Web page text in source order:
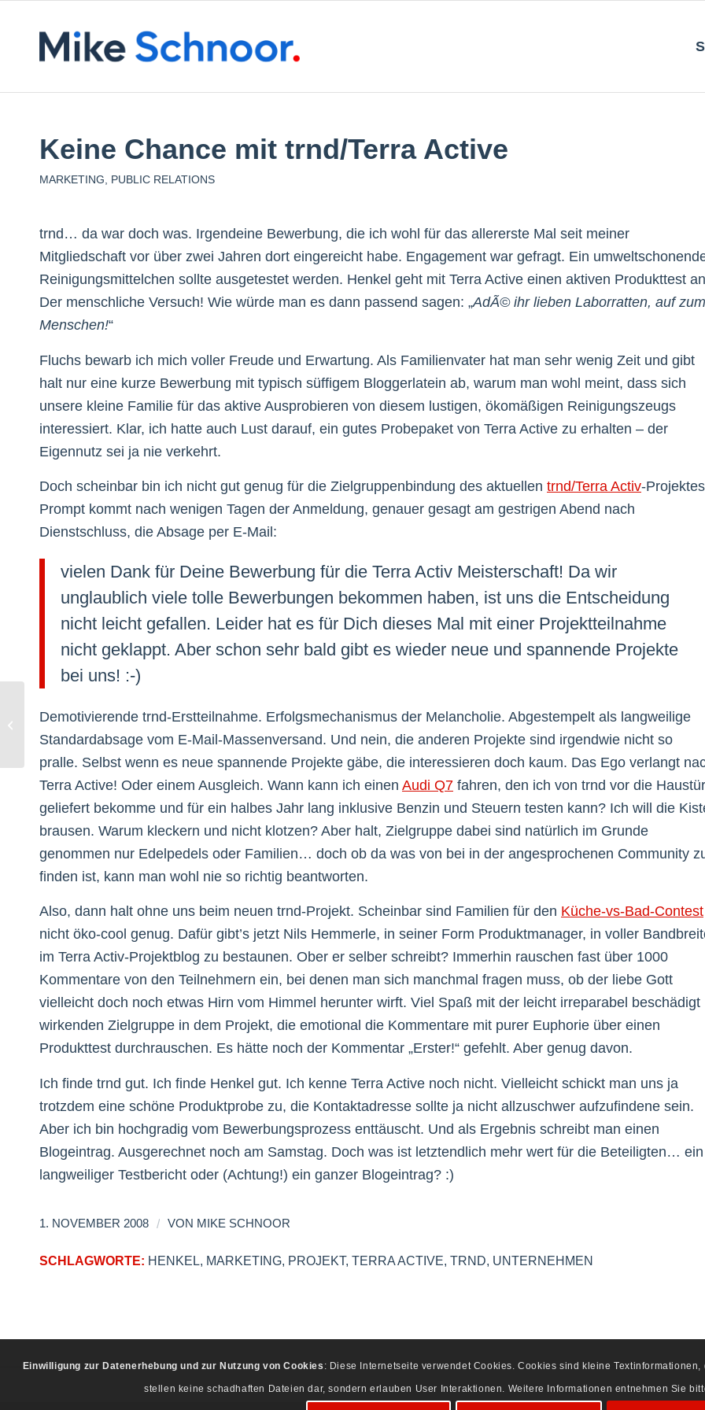
Keine Chance mit trnd/Terra Active
MARKETING PUBLIC RELATIONS
trnd… da war doch was. Irgendeine Bewerbung, die ich wohl für das allererste Mal seit meiner
Mitgliedschaft vor über zwei Jahren dort eingereicht habe. Engagement war gefragt. Ein
Reinigungsmittelchen sollte ausgetestet werden. Henkel geht mit Terra Active einen aktiven Produkttest
Der menschliche Versuch! Wie würde man es dann passend sagen: „AdÃ© ihr lieben Laborratten, auf zum
Menschen!“
Fluchs bewarb ich mich voller Freude und Erwartung. Als Familienvater hat man sehr wenig Zeit und gibt
halt nur eine kurze Bewerbung mit typisch süffigem Bloggerlatein ab, warum man wohl meint, dass sich
unsere kleine Familie für das aktive Ausprobieren von diesem lustigen, ökomäßigen Reinigungszeugs
interessiert. Klar, ich hatte auch Lust darauf, ein gutes Probepaket von Terra Active zu erhalten – der
Eigennutz sei ja nie verkehrt.
Doch scheinbar bin ich nicht gut genug für die Zielgruppenbindung des aktuellen trnd/Terra Activ-
Prompt kommt nach wenigen Tagen der Anmeldung, genauer gesagt am gestrigen Abend nach
Dienstschluss, die Absage per E-Mail:
vielen Dank für Deine Bewerbung für die Terra Activ Meisterschaft! Da wir
unglaublich viele tolle Bewerbungen bekommen haben, ist uns die Entscheidung
nicht leicht gefallen. Leider hat es für Dich dieses Mal mit einer Projektteilnahme
nicht geklappt. Aber schon sehr bald gibt es wieder neue und spannende Projekte
bei uns! :-)
Demotivierende trnd-Erstteilnahme. Erfolgsmechanismus der Melancholie. Abgestempelt als langweilige
Standardabsage vom E-Mail-Massenversand. Und nein, die anderen Projekte sind irgendwie nicht so
pralle. Selbst wenn es neue spannende Projekte gäbe, die interessieren doch kaum. Das Ego verlangt
Terra Active! Oder einem Ausgleich. Wann kann ich einen Audi Q7 fahren, den ich von trnd vor die Haustür
geliefert bekomme und für ein halbes Jahr lang inklusive Benzin und Steuern testen kann? Ich will die
brausen. Warum kleckern und nicht klotzen? Aber halt, Zielgruppe dabei sind natürlich im Grunde
genommen nur Edelpedels oder Familien… doch ob da was von bei in der angesprochenen Community
finden ist, kann man wohl nie so richtig beantworten.
Also, dann halt ohne uns beim neuen trnd-Projekt. Scheinbar sind Familien für den Küche-vs-Bad-Contest
nicht öko-cool genug. Dafür gibt’s jetzt Nils Hemmerle, in seiner Form Produktmanager, in voller
im Terra Activ-Projektblog zu bestaunen. Ober er selber schreibt? Immerhin rauschen fast über 1000
Kommentare von den Teilnehmern ein, bei denen man sich manchmal fragen muss, ob der liebe Gott
vielleicht doch noch etwas Hirn vom Himmel herunter wirft. Viel Spaß mit der leicht irreparabel beschädigt
wirkenden Zielgruppe in dem Projekt, die emotional die Kommentare mit purer Euphorie über einen
Produkttest durchrauschen. Es hätte noch der Kommentar „Erster!“ gefehlt. Aber genug davon.
Ich finde trnd gut. Ich finde Henkel gut. Ich kenne Terra Active noch nicht. Vielleicht schickt man uns ja
trotzdem eine schöne Produktprobe zu, die Kontaktadresse sollte ja nicht allzuschwer aufzufindene sein.
Aber ich bin hochgradig vom Bewerbungsprozess enttäuscht. Und als Ergebnis schreibt man einen
Blogeintrag. Ausgerechnet noch am Samstag. Doch was ist letztendlich mehr wert für die Beteiligten… ein
langweiliger Testbericht oder (Achtung!) ein ganzer Blogeintrag? :)
1. NOVEMBER 2008 / VON MIKE SCHNOOR
SCHLAGWORTE: HENKEL, MARKETING, PROJEKT, TERRA ACTIVE, TRND, UNTERNEHMEN
Radio ist schon geil!
Einwilligung zur Datenerhebung und zur Nutzung von Cookies : Diese Internetseite verwendet Cookies. Cookies sind kleine
stellen keine schadhaften Dateien dar, sondern erlauben User Interaktionen. Weitere Informationen entnehmen Sie